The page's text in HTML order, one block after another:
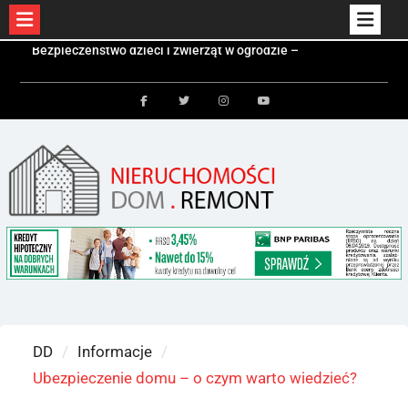
Czym jest kontener mieszkalny i kiedy się
sprawdzi?
Kolektory słoneczne a fotowoltaika – różnice i
zastosowania
Bezpieczeństwo dzieci i zwierząt w ogrodzie –
jakie ogrodzenie wybrać?
DD
Informacje
Ubezpieczenie domu – o czym warto wiedzieć?